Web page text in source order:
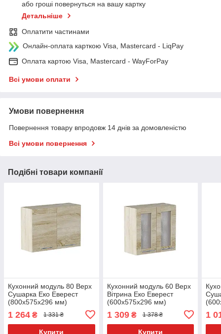
або гроші повернуться на вашу картку
Детальніше
Оплатити частинами
Онлайн-оплата карткою Visa, Mastercard - LiqPay
Оплата картою Visa, Mastercard - WayForPay
Всі умови оплати
Умови повернення
Повернення товару впродовж 14 днів за домовленістю
Всі умови повернення
Подібні товари компанії
Кухонний модуль 80 Верх
Сушарка Еко Еверест
(800х575х296 мм)
1 264 ₴ 1 331 ₴
Купити
Кухонний модуль 60 Верх
Вітрина Еко Еверест
(600х575х296 мм)
1 309₴ 1 378 ₴
Купити
1